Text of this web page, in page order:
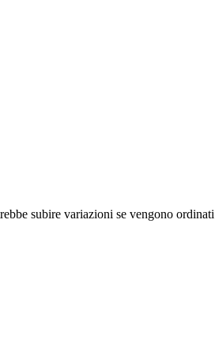
subire variazioni se vengono